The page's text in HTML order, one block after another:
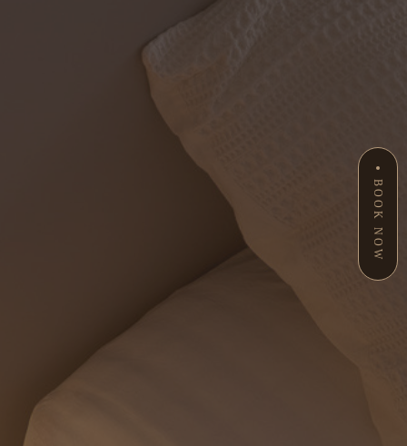
BOOK NOW